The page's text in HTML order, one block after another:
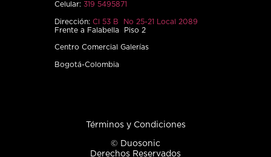
Celular: 319 5495871
Dirección: Cl 53 B No 25-21 Local 2089
Frente a Falabella Piso 2
Centro Comercial Galerías
Bogotá-Colombia
Términos y Condiciones
© Duosonic
Derechos Reservados